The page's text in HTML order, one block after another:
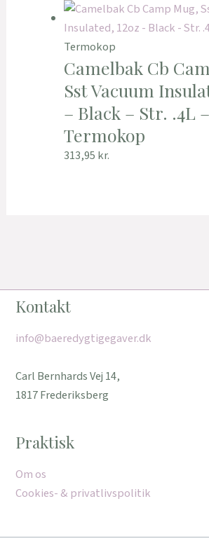
Termokop
Camelbak Cb
Sst Vacuum
– Black – Str. .4L –
Termokop
313,95 kr.
Kontakt
info@baeredygtigegaver.dk
Carl Bernhards Vej 14,
1817 Frederiksberg
Praktisk
Om os
Cookies- & privatlivspolitik